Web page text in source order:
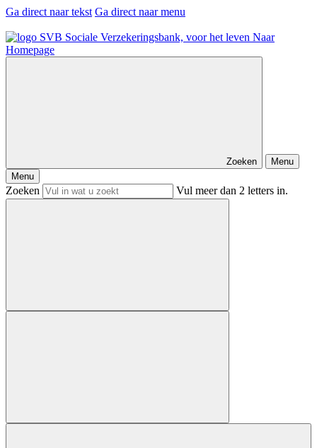
Ga direct naar tekst Ga direct naar menu
Naar
Homepage
Zoeken
Menu
Menu
Zoeken Vul meer dan 2 letters in.